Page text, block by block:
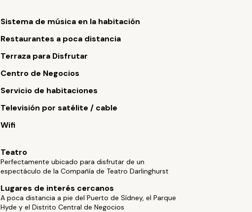
Sistema de música en la habitación
Restaurantes a poca distancia
Terraza para Disfrutar
Centro de Negocios
Servicio de habitaciones
Televisión por satélite / cable
Wifi
Teatro
Perfectamente ubicado para disfrutar de un
espectáculo de la Compañía de Teatro Darlinghurst
Lugares de interés cercanos
A poca distancia a pie del Puerto de Sídney, el Parque
Hyde y el Distrito Central de Negocios